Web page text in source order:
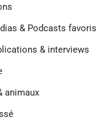
& Podcasts favoris
& interviews
animaux